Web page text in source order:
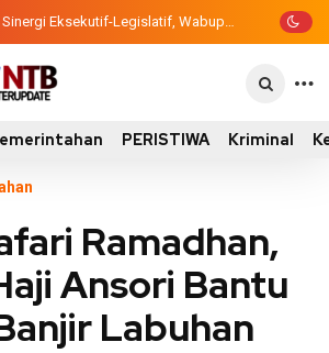
Sinergi Eksekutif-Legislatif,
Ansori Serahkan Tujuh Kontainer
Evaluasi Perencanaan
2026, Pemkab Sumbawa
PERISTIWA Kriminal
Ramadhan,
Ansori Bantu
Labuhan